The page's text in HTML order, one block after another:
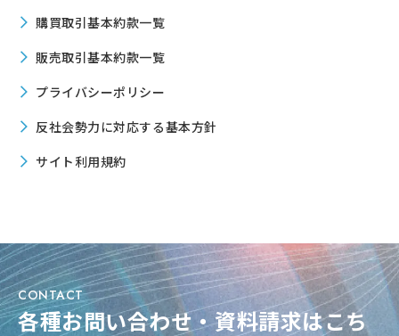
購買取引基本約款一覧
販売取引基本約款一覧
プライバシーポリシー
反社会勢力に対応する基本方針
サイト利用規約
CONTACT
各種お問い合わせ・資料請求はこち